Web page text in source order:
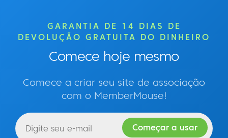
GARANTIA DE 14 DIAS DE
DEVOLUÇÃO GRATUITA DO DINHEIRO
Comece hoje mesmo
Comece a criar seu site de associação
com o MemberMouse!